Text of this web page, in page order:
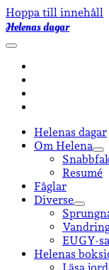
Hoppa till innehåll
Helenas dagar
öppna
Helenas dagar
Om Helena
Resumé
Fåglar
Diverse
öppna
EUGY-
Helenas